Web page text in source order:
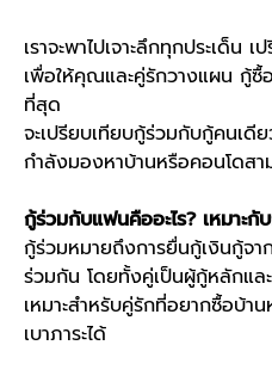
เราจะพาไปเจาะลึกทุกประเด็น
เพื่อให้คุณและคู่รักวางแผน กู้
ที่สุด
จะเปรียบเทียบกู้ร่วมกับกู้คนเดี
กำลังมองหาบ้านหรือคอนโดสา
กู้ร่วมกับแฟนคืออะไร? เหมาะกั
กู้ร่วมหมายถึงการยื่นกู้เงินกู้จา
ร่วมกัน โดยทั้งคู่เป็นผู้กู้หลักแ
เหมาะสำหรับคู่รักที่อยากซื้อบ้า
เบาภาระได้